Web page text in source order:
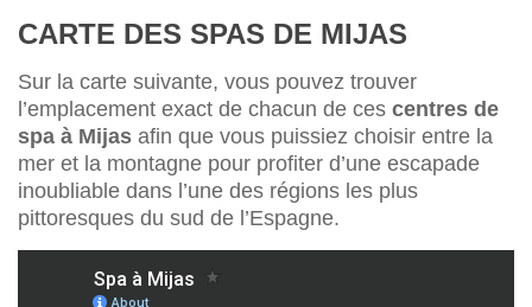
CARTE DES SPAS DE MIJAS
Sur la carte suivante, vous pouvez trouver
l’emplacement exact de chacun de ces centres de
spa à Mijas afin que vous puissiez choisir entre la
mer et la montagne pour profiter d’une escapade
inoubliable dans l’une des régions les plus
pittoresques du sud de l’Espagne.